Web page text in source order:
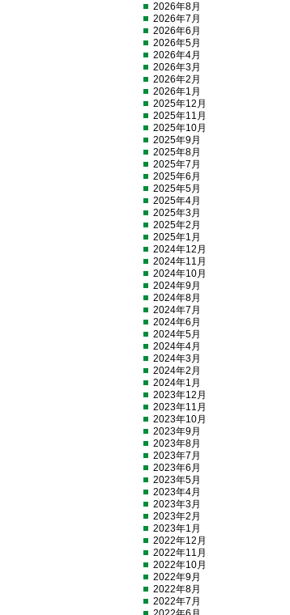
2026年8月
2026年7月
2026年6月
2026年5月
2026年4月
2026年3月
2026年2月
2026年1月
2025年12月
2025年11月
2025年10月
2025年9月
2025年8月
2025年7月
2025年6月
2025年5月
2025年4月
2025年3月
2025年2月
2025年1月
2024年12月
2024年11月
2024年10月
2024年9月
2024年8月
2024年7月
2024年6月
2024年5月
2024年4月
2024年3月
2024年2月
2024年1月
2023年12月
2023年11月
2023年10月
2023年9月
2023年8月
2023年7月
2023年6月
2023年5月
2023年4月
2023年3月
2023年2月
2023年1月
2022年12月
2022年11月
2022年10月
2022年9月
2022年8月
2022年7月